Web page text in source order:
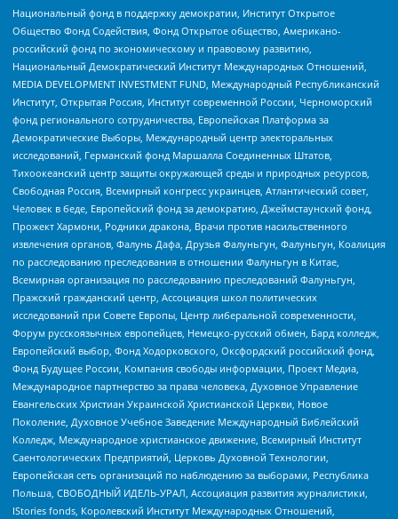
Национальный фонд в поддержку демократии, Институт Открытое
Общество Фонд Содействия, Фонд Открытое общество, Американо-
российский фонд по экономическому и правовому развитию,
Национальный Демократический Институт Международных Отношений,
MEDIA DEVELOPMENT INVESTMENT FUND, Международный Республиканский
Институт, Открытая Россия, Институт современной России, Черноморский
фонд регионального сотрудничества, Европейская Платформа за
Демократические Выборы, Международный центр электоральных
исследований, Германский фонд Маршалла Соединенных Штатов,
Тихоокеанский центр защиты окружающей среды и природных ресурсов,
Свободная Россия, Всемирный конгресс украинцев, Атлантический совет,
Человек в беде, Европейский фонд за демократию, Джеймстаунский фонд,
Прожект Хармони, Родники дракона, Врачи против насильственного
извлечения органов, Фалунь Дафа, Друзья Фалуньгун, Фалуньгун, Коалиция
по расследованию преследования в отношении Фалуньгун в Китае,
Всемирная организация по расследованию преследований Фалуньгун,
Пражский гражданский центр, Ассоциация школ политических
исследований при Совете Европы, Центр либеральной современности,
Форум русскоязычных европейцев, Немецко-русский обмен, Бард колледж,
Европейский выбор, Фонд Ходорковского, Оксфордский российский фонд,
Фонд Будущее России, Компания свободы информации, Проект Медиа,
Международное партнерство за права человека, Духовное Управление
Евангельских Христиан Украинской Христианской Церкви, Новое
Поколение, Духовное Учебное Заведение Международный Библейский
Колледж, Международное христианское движение, Всемирный Институт
Саентологических Предприятий, Церковь Духовной Технологии,
Европейская сеть организаций по наблюдению за выборами, Республика
Польша, СВОБОДНЫЙ ИДЕЛЬ-УРАЛ, Ассоциация развития журналистики,
IStories fonds, Королевский Институт Международных Отношений,